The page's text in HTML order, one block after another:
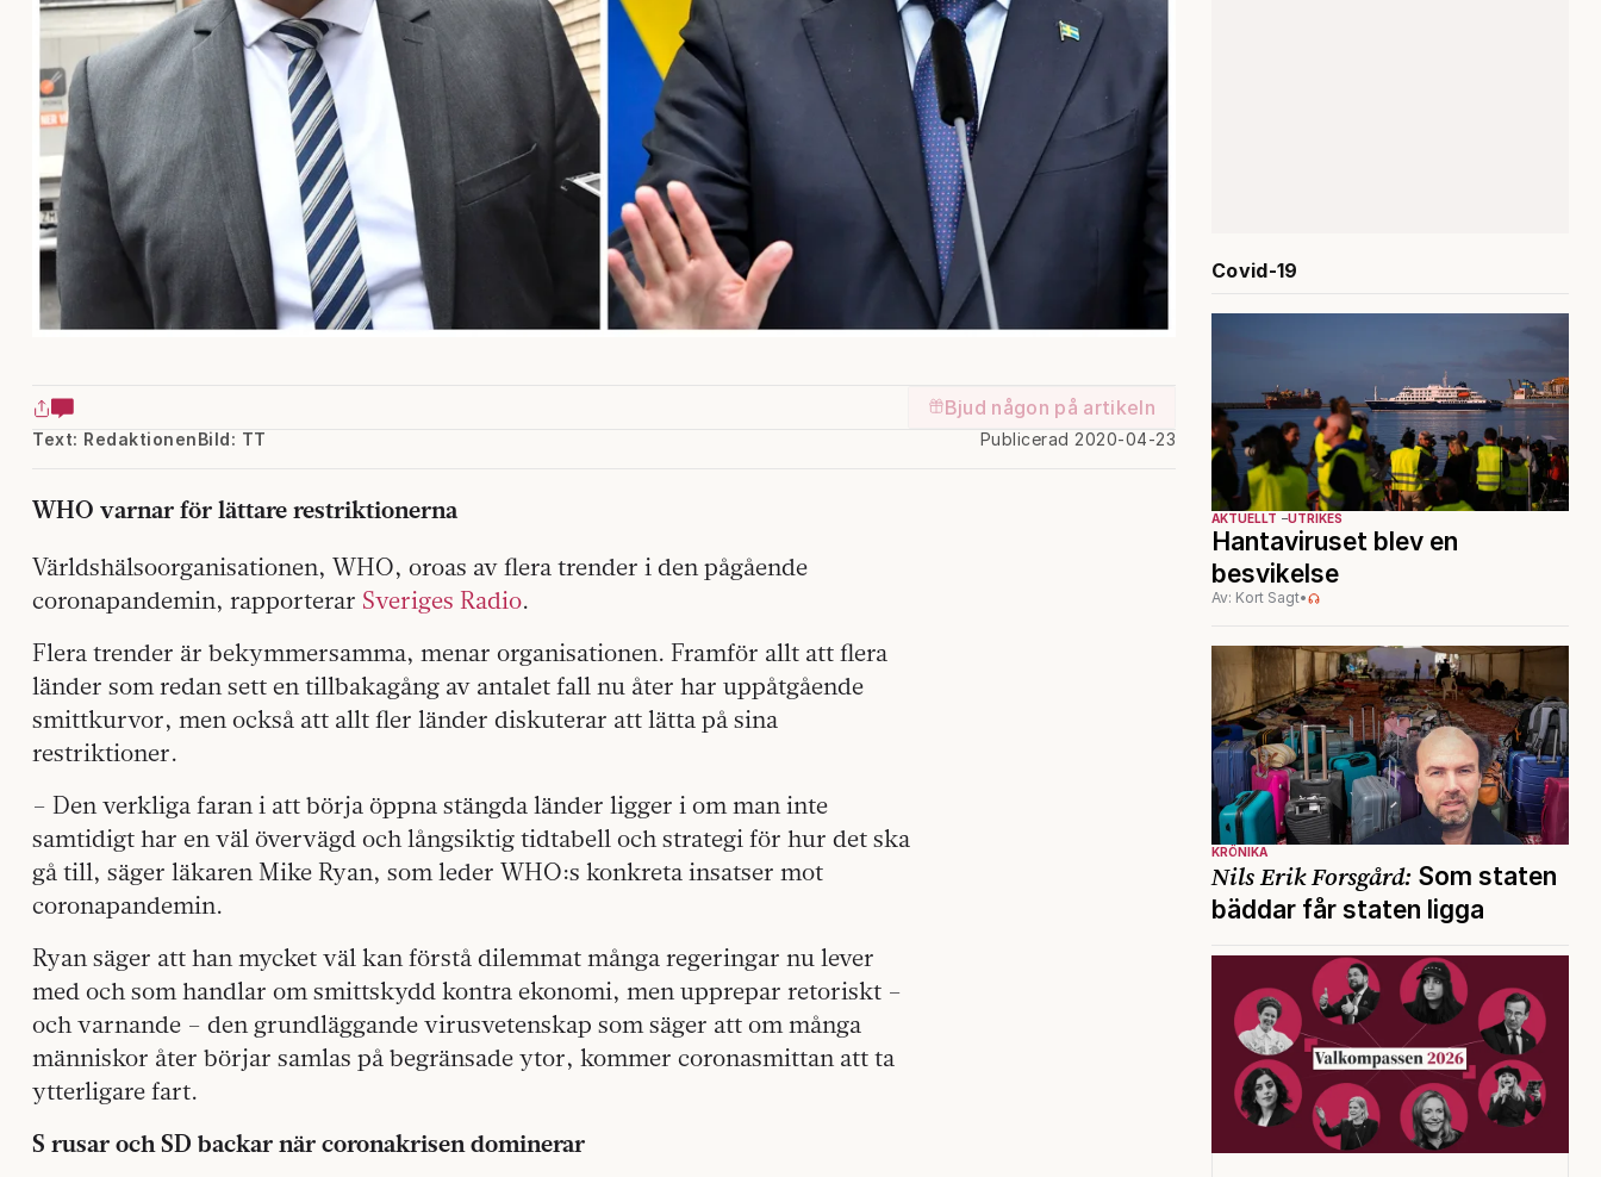
Bjud någon på artikeln
Text: Redaktionen Publicerad 2020-04-23
Bild: TT
WHO varnar för lättare restriktionerna
Världshälsoorganisationen, WHO, oroas av flera trender i den pågående
coronapandemin, rapporterar Sveriges Radio.
Flera trender är bekymmersamma, menar organisationen. Framför allt att flera
länder som redan sett en tillbakagång av antalet fall nu åter har uppåtgående
smittkurvor, men också att allt fler länder diskuterar att lätta på sina
restriktioner.
– Den verkliga faran i att börja öppna stängda länder ligger i om man inte
samtidigt har en väl övervägd och långsiktig tidtabell och strategi för hur det ska
gå till, säger läkaren Mike Ryan, som leder WHO:s konkreta insatser mot
coronapandemin.
Ryan säger att han mycket väl kan förstå dilemmat många regeringar nu lever
med och som handlar om smittskydd kontra ekonomi, men upprepar retoriskt –
och varnande – den grundläggande virusvetenskap som säger att om många
människor åter börjar samlas på begränsade ytor, kommer coronasmittan att ta
ytterligare fart.
S rusar och SD backar när coronakrisen dominerar
Covid-19
AKTUELLT UTRIKES
Hantaviruset blev en
besvikelse
Av: Kort Sagt•
KRÖNIKA
Nils Erik Forsgård: Som staten
bäddar får staten ligga